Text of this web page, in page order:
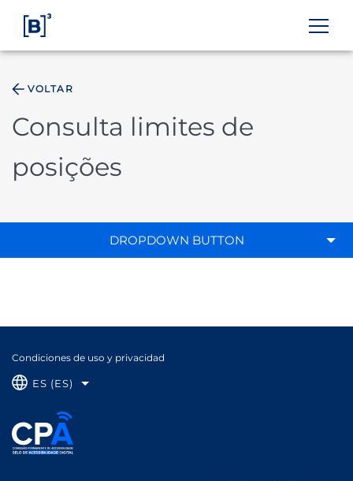
ÁREA DO INVESTIDOR
VOLTAR
Consulta limites de
posições
DROPDOWN BUTTON
Condiciones de uso y privacidad
ES (ES)